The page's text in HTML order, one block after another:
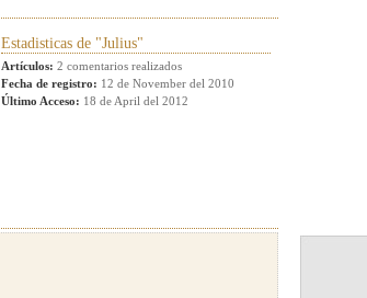
Estadisticas de "Julius"
Artículos: 2 comentarios realizados
Fecha de registro: 12 de November del 2010
Último Acceso: 18 de April del 2012